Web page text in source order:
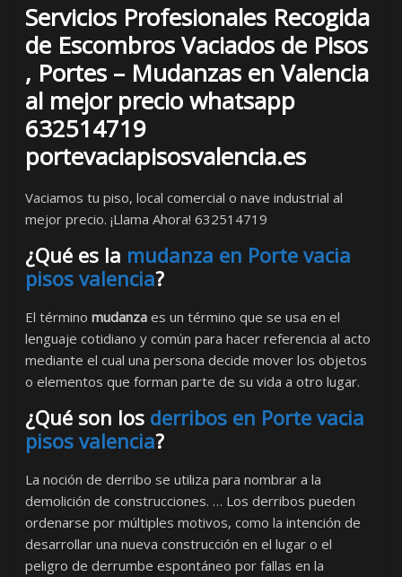
Servicios Profesionales Recogida
de Escombros Vaciados de Pisos
, Portes – Mudanzas en Valencia
al mejor precio whatsapp
632514719
portevaciapisosvalencia.es
Vaciamos tu piso, local comercial o nave industrial al
mejor precio. ¡Llama Ahora! 632514719
¿Qué es la mudanza en Porte vacia
pisos valencia?
El términomudanza es un término que se usa en el
lenguaje cotidiano y común para hacer referencia al acto
mediante el cual una persona decide mover los objetos
o elementos que forman parte de su vida a otro lugar.
¿Qué son los derribos en Porte vacia
pisos valencia?
La noción de derribo se utiliza para nombrar a la
demolición de construcciones. … Los derribos pueden
ordenarse por múltiples motivos, como la intención de
desarrollar una nueva construcción en el lugar o el
peligro de derrumbe espontáneo por fallas en la